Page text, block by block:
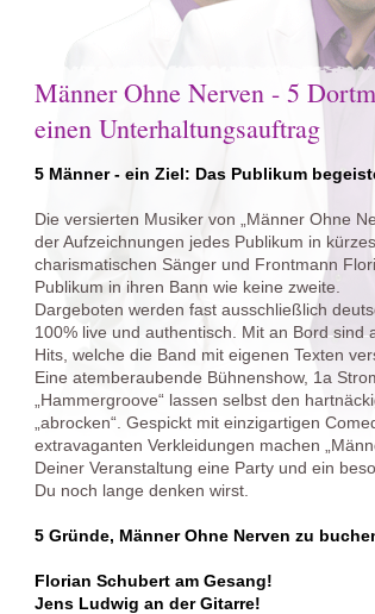
Männer Ohne Nerven - 5
einen Unterhaltungsauftrag
5 Männer - ein Ziel: Das Publikum
Die versierten Musiker von „Männer Ohne
der Aufzeichnungen jedes Publikum in
charismatischen Sänger und Frontmann
Publikum in ihren Bann wie keine zweite.
Dargeboten werden fast ausschließlich
100% live und authentisch. Mit an Bord sind
Hits, welche die Band mit eigenen Texten
Eine atemberaubende Bühnenshow, 1a
„Hammergroove“ lassen selbst den
„abrocken“. Gespickt mit einzigartigen
extravaganten Verkleidungen machen
Deiner Veranstaltung eine Party und ein
Du noch lange denken wirst.
5 Gründe, Männer Ohne Nerven zu
Florian Schubert am Gesang!
Jens Ludwig an der Gitarre!